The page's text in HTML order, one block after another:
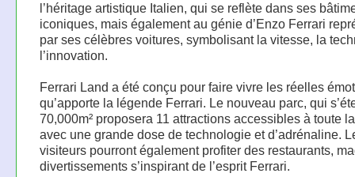
l’héritage artistique Italien, qui se reflète dans ses
iconiques, mais également au génie d’Enzo Ferrari
par ses célèbres voitures, symbolisant la vitesse, la
l’innovation.
Ferrari Land a été conçu pour faire vivre les réelles
qu’apporte la légende Ferrari. Le nouveau parc, qui
70,000m² proposera 11 attractions accessibles à toute
avec une grande dose de technologie et d’adrénaline.
visiteurs pourront également profiter des restaurants,
divertissements s’inspirant de l’esprit Ferrari.